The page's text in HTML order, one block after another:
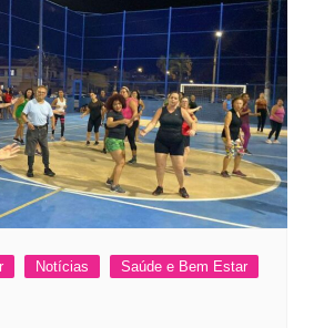
Notícias
Saúde e Bem Estar